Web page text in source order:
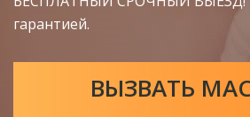
гарантией.
ВЫЗВАТЬ